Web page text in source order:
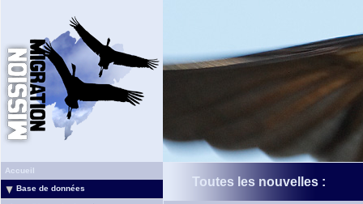
Accueil
Base de données
Toutes les nouvelles :